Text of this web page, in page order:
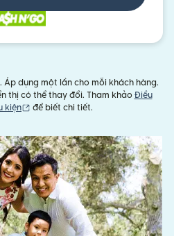
Áp dụng một lần cho mỗi khách hàng.
thị có thể thay đổi. Tham khảo Điều
kiện
(mở trong cửa sổ mới)
để biết chi tiết.